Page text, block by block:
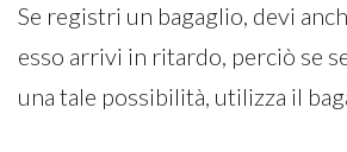
Se registri un bagaglio, devi
esso arrivi in ritardo, perciò se
una tale possibilità, utilizza il